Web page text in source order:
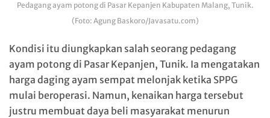
Pedagang ayam potong di Pasar Kepanjen Kabupaten Malang, Tunik.
(Foto: Agung Baskoro/Javasatu.com)
Kondisi itu diungkapkan salah seorang pedagang
ayam potong di Pasar Kepanjen, Tunik. Ia mengatakan
harga daging ayam sempat melonjak ketika SPPG
mulai beroperasi. Namun, kenaikan harga tersebut
justru membuat daya beli masyarakat menurun